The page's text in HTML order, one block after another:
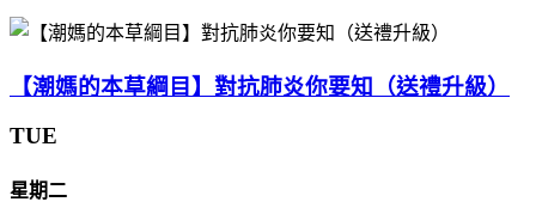
【潮媽的本草綱目】對抗肺炎你要知（送禮升級）
TUE
星期二